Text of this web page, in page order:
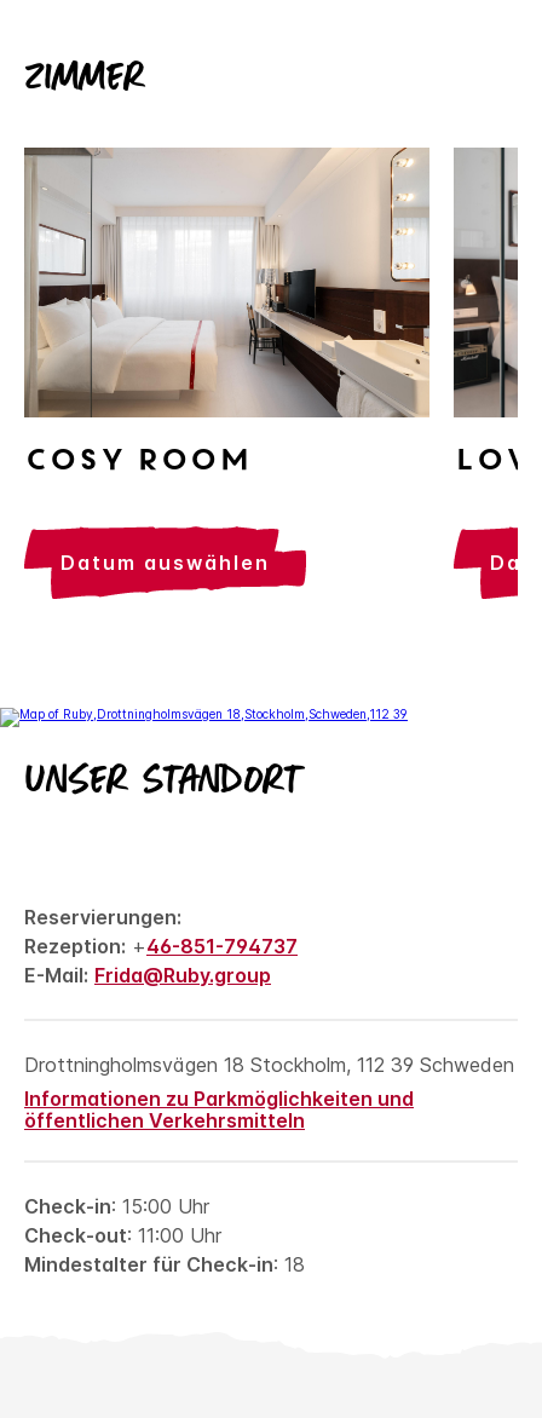
Zimmer
Cosy Room
datum auswählen
Unser Standort
Reservierungen:
Rezeption: +46-851-794737
E-Mail: Frida@Ruby.group
Drottningholmsvägen 18 Stockholm, 112 39 Schweden
Informationen zu Parkmöglichkeiten und
öffentlichen Verkehrsmitteln
Check-in: 15:00 Uhr
Check-out: 11:00 Uhr
Mindestalter für Check-in: 18